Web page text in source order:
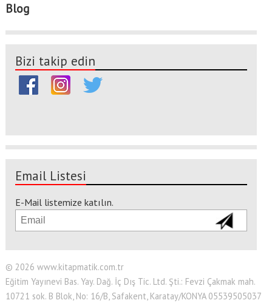
Blog
Bizi takip edin
Email Listesi
E-Mail listemize katılın.
© 2026 www.kitapmatik.com.tr
Eğitim Yayınevi Bas. Yay. Dağ. İç Dış Tic. Ltd. Şti.: Fevzi Çakmak mah.
10721 sok. B Blok, No: 16/B, Safakent, Karatay/KONYA 05539505037